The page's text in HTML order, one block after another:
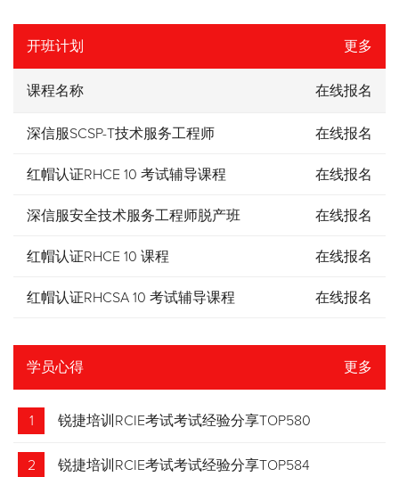
开班计划 更多
课程名称 在线报名
深信服SCSP-T技术服务工程师 在线报名
红帽认证RHCE 10 考试辅导课程 在线报名
深信服安全技术服务工程师脱产班 在线报名
红帽认证RHCE 10 课程 在线报名
红帽认证RHCSA 10 考试辅导课程 在线报名
学员心得 更多
1 锐捷培训RCIE考试考试经验分享TOP580
2 锐捷培训RCIE考试考试经验分享TOP584